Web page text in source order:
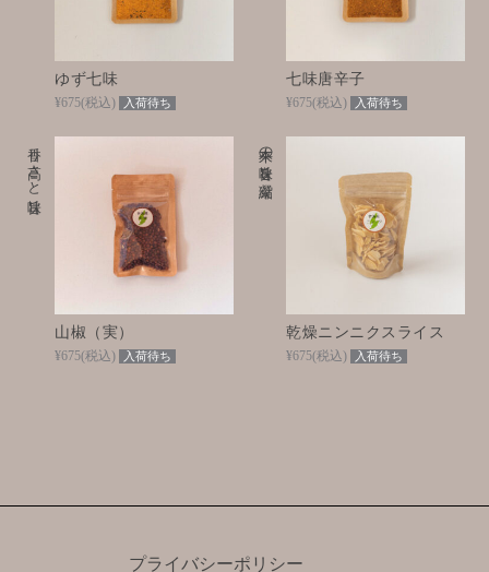
ゆず七味
¥675(税込) 入荷待ち
七味唐辛子
¥675(税込) 入荷待ち
山椒（実）
香り高さと旨味
¥675(税込) 入荷待ち
乾燥ニンニクスライス
本来の旨味を凝縮
¥675(税込) 入荷待ち
プライバシーポリシー